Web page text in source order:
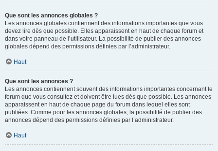
Que sont les annonces globales ?
Les annonces globales contiennent des informations importantes que vous
devez lire dès que possible. Elles apparaissent en haut de chaque forum et
dans votre panneau de l’utilisateur. La possibilité de publier des annonces
globales dépend des permissions définies par l’administrateur.
Haut
Que sont les annonces ?
Les annonces contiennent souvent des informations importantes concernant le
forum que vous consultez et doivent être lues dès que possible. Les annonces
apparaissent en haut de chaque page du forum dans lequel elles sont
publiées. Comme pour les annonces globales, la possibilité de publier des
annonces dépend des permissions définies par l’administrateur.
Haut